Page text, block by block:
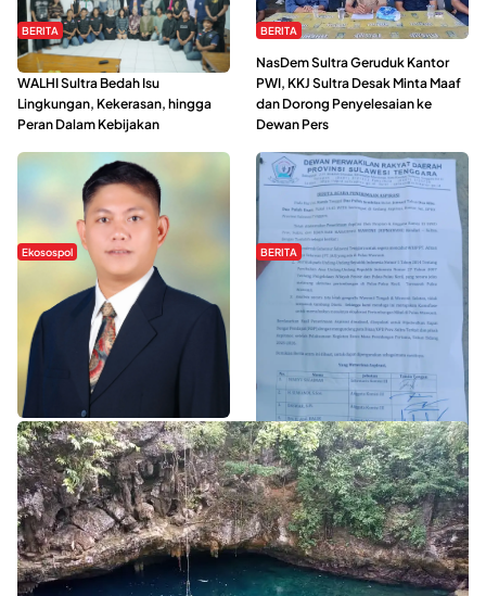
BERITA
Refleksi Gerakan Perempuan,
WALHI Sultra Bedah Isu
Lingkungan, Kekerasan, hingga
Peran Dalam Kebijakan
BERITA
NasDem Sultra Geruduk Kantor
PWI, KKJ Sultra Desak Minta Maaf
dan Dorong Penyelesaian ke
Dewan Pers
Ekosospol
Slogan Pemberdayaan Lokal
Dinilai Hanya Pemanis, Tokoh
Pemuda Wilalang Kritik Dominasi
Orang Luar
BERITA
Hipmawani Bersama DPRD Sultra
Sepakati RDP Perihal IUP
Pertambangan di Pulau Wawonii
WISATA SULTRA >>